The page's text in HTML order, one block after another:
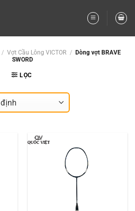
/ Vợt Cầu Lông VICTOR /
Dòng vợt BRAVE
SWORD
LỌC